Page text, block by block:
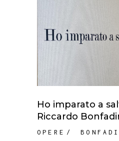
Ho imparato a
Riccardo
OPERE